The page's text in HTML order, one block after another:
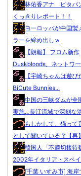
林佑香アナ ピタパ
くっきりレポート！！
ヨーロッパが中国製
ラーを締め出しｗ
【朗報】 フロム新作
Duskbloods、ネットワ
【宇崎ちゃんは遊び
BiCute Bunnies...
中国の三峡ダムが全
実施…長江流域で深刻な
もしかして、猫って
として聞いている？【再】
韓国人「不適切接待
2002年イタリア・スペ
[千葉 いすみ市] 海岸